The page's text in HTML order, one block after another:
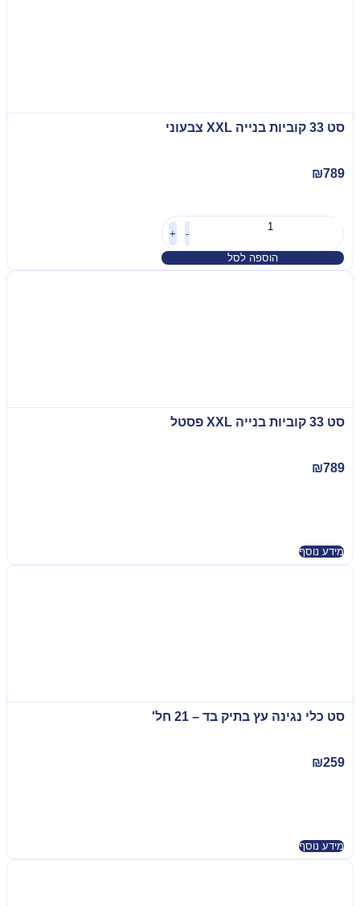
סט 33 קוביות בנייה XXL צבעוני
₪789
+
הוספה לסל
סט 33 קוביות בנייה XXL פסטל
₪789
מידע נוסף
סט כלי נגינה עץ בתיק בד – 21 חל'
₪259
מידע נוסף